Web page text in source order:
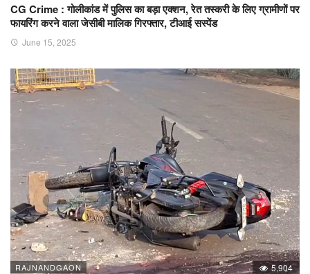
CG Crime : गोलीकांड में पुलिस का बड़ा एक्शन, रेत तस्करी के लिए ग्रामीणों पर
फायरिंग करने वाला जेसीबी मालिक गिरफ्तार, टीआई सस्पेंड
June 15, 2025
RAJNANDGAON 5,904